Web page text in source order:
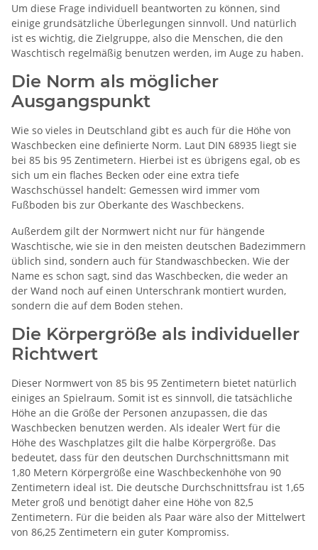
Um diese Frage individuell beantworten zu können, sind
einige grundsätzliche Überlegungen sinnvoll. Und natürlich
ist es wichtig, die Zielgruppe, also die Menschen, die den
Waschtisch regelmäßig benutzen werden, im Auge zu haben.
Die Norm als möglicher
Ausgangspunkt
Wie so vieles in Deutschland gibt es auch für die Höhe von
Waschbecken eine definierte Norm. Laut DIN 68935 liegt sie
bei 85 bis 95 Zentimetern. Hierbei ist es übrigens egal, ob es
sich um ein flaches Becken oder eine extra tiefe
Waschschüssel handelt: Gemessen wird immer vom
Fußboden bis zur Oberkante des Waschbeckens.
Außerdem gilt der Normwert nicht nur für hängende
Waschtische, wie sie in den meisten deutschen Badezimmern
üblich sind, sondern auch für Standwaschbecken. Wie der
Name es schon sagt, sind das Waschbecken, die weder an
der Wand noch auf einen Unterschrank montiert wurden,
sondern die auf dem Boden stehen.
Die Körpergröße als individueller
Richtwert
Dieser Normwert von 85 bis 95 Zentimetern bietet natürlich
einiges an Spielraum. Somit ist es sinnvoll, die tatsächliche
Höhe an die Größe der Personen anzupassen, die das
Waschbecken benutzen werden. Als idealer Wert für die
Höhe des Waschplatzes gilt die halbe Körpergröße. Das
bedeutet, dass für den deutschen Durchschnittsmann mit
1,80 Metern Körpergröße eine Waschbeckenhöhe von 90
Zentimetern ideal ist. Die deutsche Durchschnittsfrau ist 1,65
Meter groß und benötigt daher eine Höhe von 82,5
Zentimetern. Für die beiden als Paar wäre also der Mittelwert
von 86,25 Zentimetern ein guter Kompromiss.